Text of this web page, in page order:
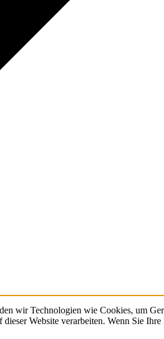
wir Technologien wie Cookies, um
Website verarbeiten. Wenn Sie